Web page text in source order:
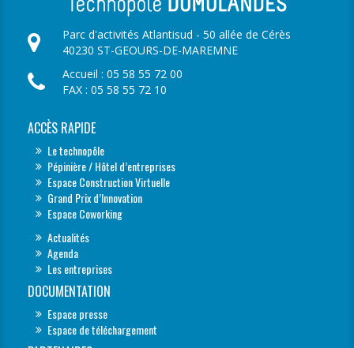
Parc d'activités Atlantisud - 50 allée de Cérès
40230 ST-GEOURS-DE-MAREMNE
Accueil : 05 58 55 72 00
FAX : 05 58 55 72 10
ACCÈS RAPIDE
Le technopôle
Pépinière / Hôtel d’entreprises
Espace Construction Virtuelle
Grand Prix d’Innovation
Espace Coworking
Actualités
Agenda
Les entreprises
DOCUMENTATION
Espace presse
Espace de téléchargement